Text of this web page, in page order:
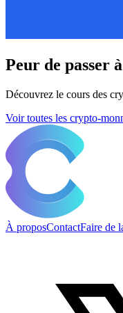
Peur de passer
Découvrez le cours des
Voir toutes les crypto-
À proposContactFaire de